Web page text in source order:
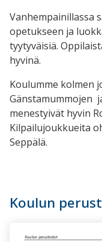
Vanhempainillassa
opetukseen ja
tyytyväisiä.
hyvinä.
Koulumme kolmen
Gänstamummojen
menestyivät hyvin
Kilpailujoukkueita
Seppälä.
Koulun